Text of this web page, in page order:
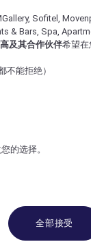
Sofitel,
& Bars, Spa,
及其合作伙伴希望在
不能拒绝）
的选择。
全部接受